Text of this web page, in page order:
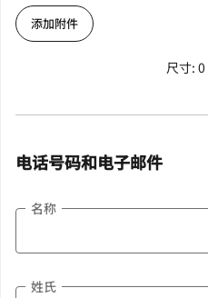
添加附件
尺寸:
电话号码和电子邮件
名称
姓氏